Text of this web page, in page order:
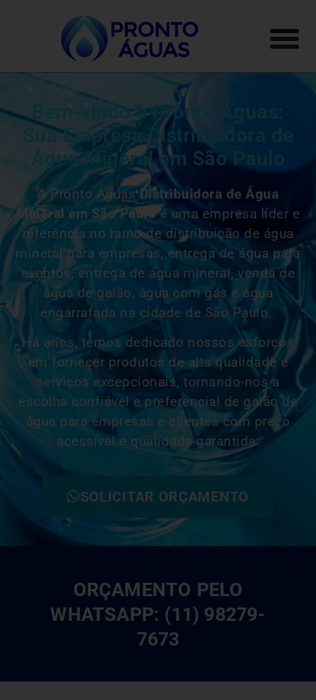
Bem-vindo à Pronto Águas:
Sua Empresa Distribuidora de
Água Mineral em São Paulo
A Pronto ÁguasDistribuidora de Água
Mineral em São Pauloé uma empresa líder e
referência no ramo de distribuição de água
mineral para empresas, entrega de água para
eventos, entrega de água mineral, venda de
água de galão, água com gás e água
engarrafada na cidade de São Paulo.
Há anos, temos dedicado nossos esforços
em fornecer produtos de alta qualidade e
serviços excepcionais, tornando-nos a
escolha confiável e preferencial de galão de
água para empresas e clientes com preço
acessível e qualidade garantida.
SOLICITAR ORÇAMENTO
ORÇAMENTO PELO
WHATSAPP: (11) 98279-
7673